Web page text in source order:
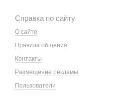
Справка по сайту
О сайте
Правила общения
Контакты
Размещение рекламы
Пользователи